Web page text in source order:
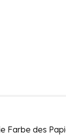
Farbe des